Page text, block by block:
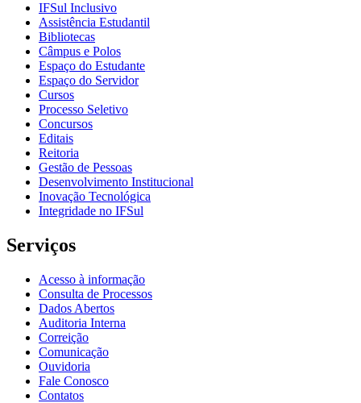
IFSul Inclusivo
Assistência Estudantil
Bibliotecas
Câmpus e Polos
Espaço do Estudante
Espaço do Servidor
Cursos
Processo Seletivo
Concursos
Editais
Reitoria
Gestão de Pessoas
Desenvolvimento Institucional
Inovação Tecnológica
Integridade no IFSul
Serviços
Acesso à informação
Consulta de Processos
Dados Abertos
Auditoria Interna
Correição
Comunicação
Ouvidoria
Fale Conosco
Contatos